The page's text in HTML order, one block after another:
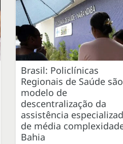
Brasil: Policlínicas
Regionais de Saúde são
modelo de
descentralização da
assistência
de média
Bahia